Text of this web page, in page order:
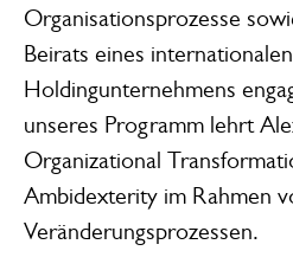
Organisationsprozesse
Beirats eines internationalen
Holdingunternehmens
unseres Programm lehrt
Organizational
Ambidexterity im Rahmen
Veränderungsprozessen.